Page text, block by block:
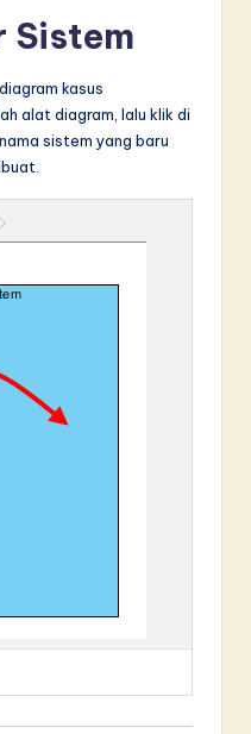
Sistem
kasus
alat diagram, lalu klik di
sistem yang baru